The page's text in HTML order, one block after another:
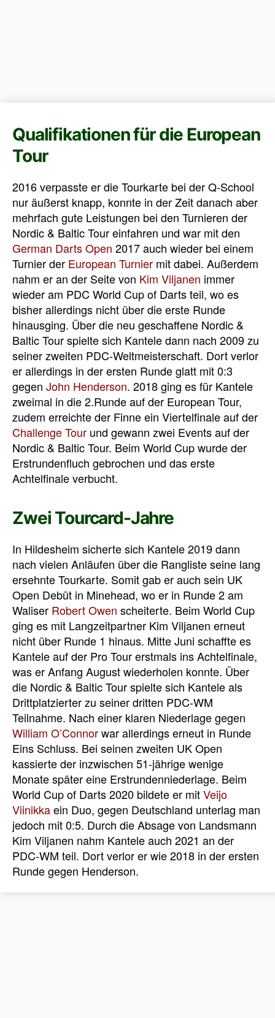
Qualifikationen für die European
Tour
2016 verpasste er die Tourkarte bei der Q-School
nur äußerst knapp, konnte in der Zeit danach aber
mehrfach gute Leistungen bei den Turnieren der
Nordic & Baltic Tour einfahren und war mit den
German Darts Open 2017 auch wieder bei einem
Turnier der European Turnier mit dabei. Außerdem
nahm er an der Seite von Kim Viljanen immer
wieder am PDC World Cup of Darts teil, wo es
bisher allerdings nicht über die erste Runde
hinausging. Über die neu geschaffene Nordic &
Baltic Tour spielte sich Kantele dann nach 2009 zu
seiner zweiten PDC-Weltmeisterschaft. Dort verlor
er allerdings in der ersten Runde glatt mit 0:3
gegen John Henderson. 2018 ging es für Kantele
zweimal in die 2.Runde auf der European Tour,
zudem erreichte der Finne ein Viertelfinale auf der
Challenge Tour und gewann zwei Events auf der
Nordic & Baltic Tour. Beim World Cup wurde der
Erstrundenfluch gebrochen und das erste
Achtelfinale verbucht.
Zwei Tourcard-Jahre
In Hildesheim sicherte sich Kantele 2019 dann
nach vielen Anläufen über die Rangliste seine lang
ersehnte Tourkarte. Somit gab er auch sein UK
Open Debüt in Minehead, wo er in Runde 2 am
Waliser Robert Owen scheiterte. Beim World Cup
ging es mit Langzeitpartner Kim Viljanen erneut
nicht über Runde 1 hinaus. Mitte Juni schaffte es
Kantele auf der Pro Tour erstmals ins Achtelfinale,
was er Anfang August wiederholen konnte. Über
die Nordic & Baltic Tour spielte sich Kantele als
Drittplatzierter zu seiner dritten PDC-WM
Teilnahme. Nach einer klaren Niederlage gegen
William O’Connorwar allerdings erneut in Runde
Eins Schluss. Bei seinen zweiten UK Open
kassierte der inzwischen 51-jährige wenige
Monate später eine Erstrundenniederlage. Beim
World Cup of Darts 2020 bildete er mitVeijo
Viinikkaein Duo, gegen Deutschland unterlag man
jedoch mit 0:5. Durch die Absage von Landsmann
Kim Viljanen nahm Kantele auch 2021 an der
PDC-WM teil. Dort verlor er wie 2018 in der ersten
Runde gegen Henderson.